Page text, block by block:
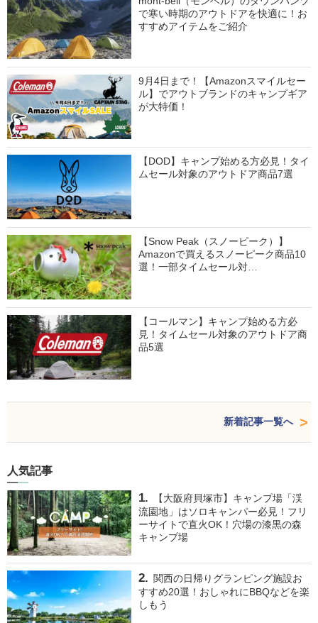
で寒い時期のアウトドアを快適に！お
すすめアイテムをご紹介
9月4日まで！【Amazonスマイルセー
ル】でアウトブランドのキャンプギア
が大特価！
【DOD】キャンプ始める方必見！タイ
ムセール対象のアウトドア商品7選
【Snow Peak（スノーピーク）】
Amazonで買えるスノーピーク商品10
選！一部タイムセール対…
【コールマン】キャンプ始める方必
見！タイムセール対象のアウトドア商
品5選
新着記事一覧へ
人気記事
【大阪府貝塚市】キャンプ場「渓
流園地」はソロキャンパー必見！フリ
ーサイトで直火OK！穴場の漆黒の森
キャンプ場
関西の日帰りグランピング施設お
すすめ20選！おしゃれにBBQなどを楽
しもう